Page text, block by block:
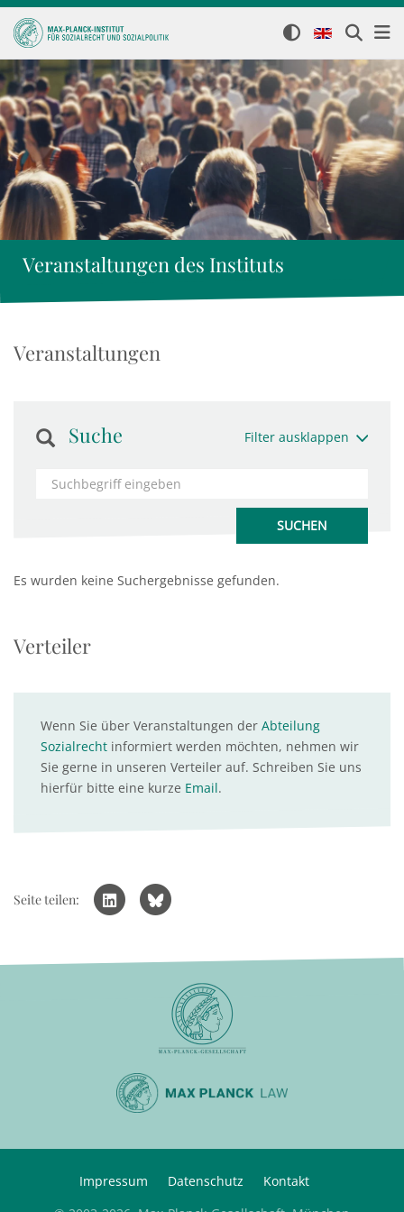
Veranstaltungen des Instituts
Veranstaltungen
Suche Filter ausklappen
Es wurden keine Suchergebnisse gefunden.
Verteiler
Wenn Sie über Veranstaltungen der Abteilung
Sozialrecht informiert werden möchten, nehmen wir
Sie gerne in unseren Verteiler auf. Schreiben Sie uns
hierfür bitte eine kurze Email.
Seite teilen:
Impressum Datenschutz
Kontakt